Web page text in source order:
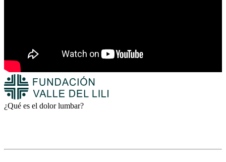
¿Qué es el dolor lumbar?